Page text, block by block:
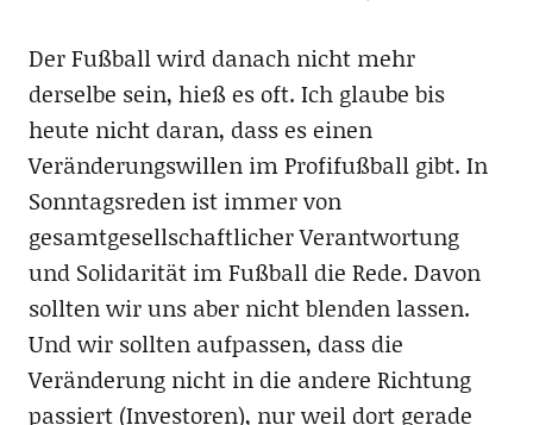
Der Fußball wird danach nicht mehr
derselbe sein, hieß es oft. Ich glaube bis
heute nicht daran, dass es einen
Veränderungswillen im Profifußball gibt. In
Sonntagsreden ist immer von
gesamtgesellschaftlicher Verantwortung
und Solidarität im Fußball die Rede. Davon
sollten wir uns aber nicht blenden lassen.
Und wir sollten aufpassen, dass die
Veränderung nicht in die andere Richtung
passiert (Investoren), nur weil dort gerade